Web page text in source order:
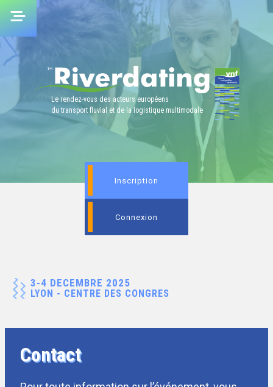
content
Le rendez-vous des acteurs européens
du transport fluvial et de la logistique multimodale
Inscription
Connexion
3-4 DECEMBRE 2025
LYON - CENTRE DES CONGRES
Contact